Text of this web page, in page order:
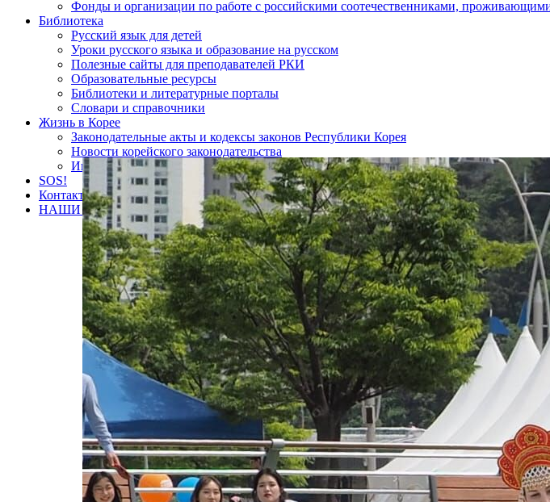
Фонды и организации по работе с российскими соотечественниками,
Библиотека
Русский язык для детей
Уроки русского языка и образование на русском
Полезные сайты для преподавателей РКИ
Образовательные ресурсы
Библиотеки и литературные порталы
Словари и справочники
Жизнь в Корее
Законодательные акты и кодексы законов Республики Корея
Новости корейского законодательства
Интересные статьи о Корее
SOS!
Контакты
НАШИ ПАРТНЁРЫ